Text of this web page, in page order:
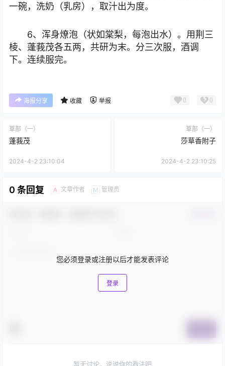
一碗，洗奶（乳房），取汁出为度。
6、浑身燎泡（状如棠梨，每泡出水）。用荆三
棱、蓬莪茂各五两，共研为末。分三次服，酒调
下。连续服完。
海报分享 收藏 举报 0 0
草部（一）
蓬莪茂
2024-4-2 23:10:04
草部（一）
莎草香附子
2024-4-2 23:10:25
0 条回复 A 文章作者 M 管理员
您必须登录或注册以后才能发表评论
登录
暂无讨论，说说你的看法吧